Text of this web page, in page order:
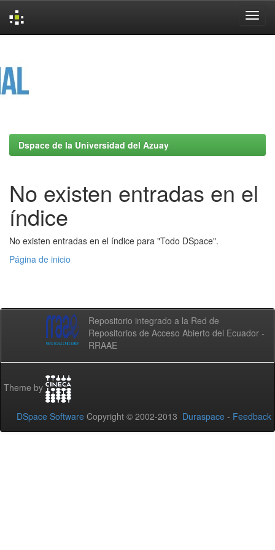
Dspace de la Universidad del Azuay
No existen entradas en el
índice
No existen entradas en el índice para "Todo DSpace".
Página de inicio
Repositorio integrado a la Red de
Repositorios de Acceso Abierto del Ecuador -
RRAAE
Theme by
DSpace Software Copyright © 2002-2013 Duraspace - Feedback